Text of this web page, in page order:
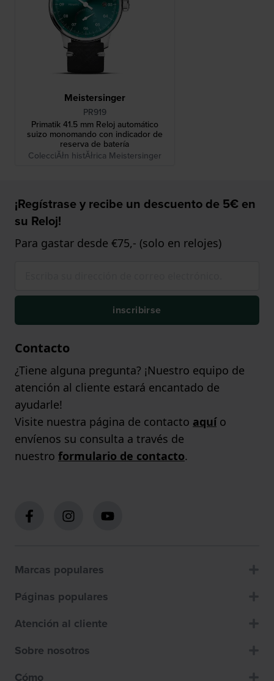
Meistersinger
PR919
Primatik 41.5 mm Reloj automático
suizo monomando con indicador de
reserva de batería
ColecciĂłn histĂłrica Meistersinger
¡Regístrase y recibe un descuento de 5€ en
su Reloj!
Para gastar desde €75,- (solo en relojes)
inscribirse
Contacto
¿Tiene alguna pregunta? ¡Nuestro equipo de
atención al cliente estará encantado de
ayudarle!
Visite nuestra página de contacto aquío
envíenos su consulta a través de
nuestro formulario de contacto.
Marcas populares
Páginas populares
Atención al cliente
Sobre nosotros
Cómo